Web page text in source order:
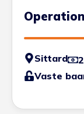
Sittard
Vaste